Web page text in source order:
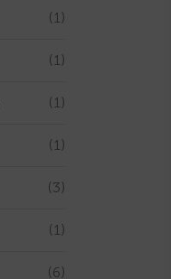
(1)
(1)
(1)
(1)
(3)
(1)
(6)